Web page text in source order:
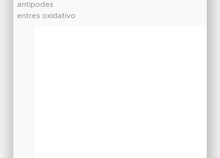
antipodes
entres oxidativo